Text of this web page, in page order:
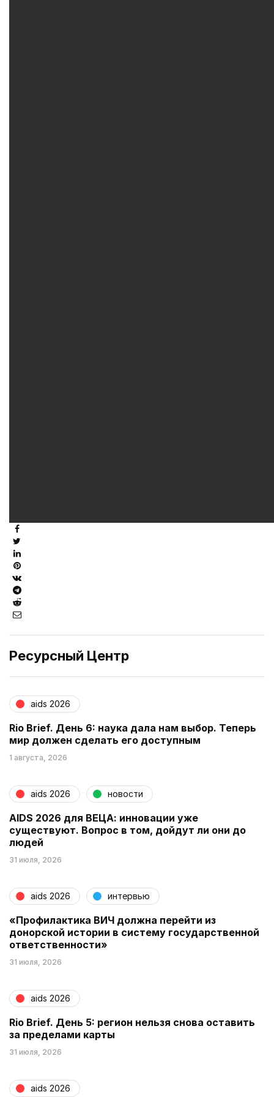
Ресурсный Центр
aids 2026
Rio Brief. День 6: наука дала нам выбор. Теперь
мир должен сделать его доступным
1 августа, 2026
aids 2026 новости
AIDS 2026 для ВЕЦА: инновации уже
существуют. Вопрос в том, дойдут ли они до
людей
31 июля, 2026
aids 2026 интервью
«Профилактика ВИЧ должна перейти из
донорской истории в систему государственной
ответственности»
31 июля, 2026
aids 2026
Rio Brief. День 5: регион нельзя снова оставить
за пределами карты
31 июля, 2026
aids 2026